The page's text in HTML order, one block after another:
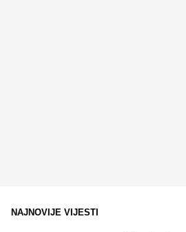
NAJNOVIJE VIJESTI